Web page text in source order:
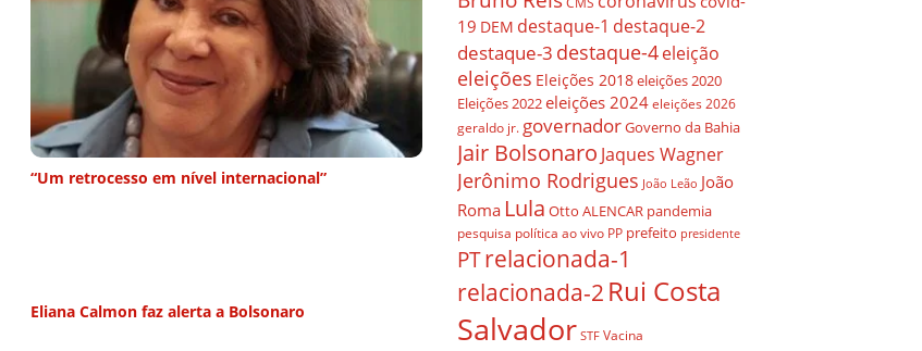
“Um retrocesso em nível internacional”
Eliana Calmon faz alerta a Bolsonaro
19 DEM destaque-1 destaque-2
destaque-3 destaque-4eleição
eleições Eleições 2018eleições 2020
Eleições 2022eleições 2024 eleições 2026
geraldo jr. governadorGoverno da Bahia
Jair Bolsonaro Jaques Wagner
Jerônimo Rodrigues João Leão João
Roma Lula Otto ALENCAR pandemia
pesquisa política ao vivo PP prefeito presidente
PTrelacionada-1
relacionada-2 Rui Costa
Salvador STF Vacina